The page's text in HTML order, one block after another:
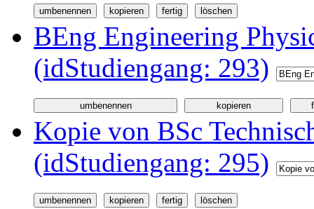
BEng Engineering
(idStudiengang: 293)
Kopie von BSc
(idStudiengang: 295)